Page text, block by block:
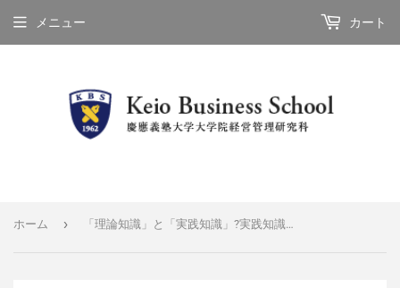
メニュー カート
ホーム › 「理論知識」と「実践知識」?実践知識は身体に宿るもの?